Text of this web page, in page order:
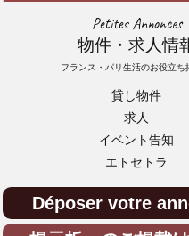
Petites Annonces
物件・求人情
フランス・パリ生活のお役立ち
貸し物件
求人
イベント告知
エトセトラ
Déposer votre